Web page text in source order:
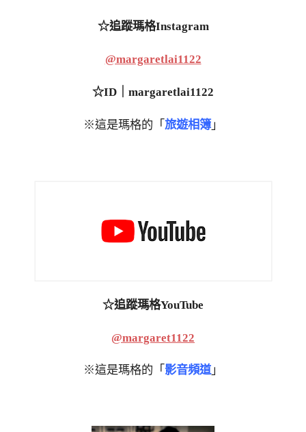
☆追蹤瑪格Instagram
@margaretlai1122
☆ID｜margaretlai1122
※這是瑪格的「 旅遊相簿 」
☆追蹤瑪格YouTube
@margaret1122
※這是瑪格的「 影音頻道」